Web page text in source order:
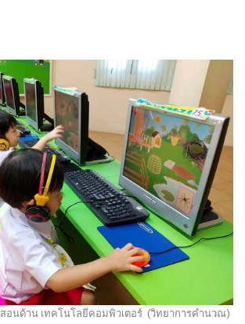
อนด้าน เทคโนโลยีคอมพิวเตอร์ (วิทยาการคำนวณ)